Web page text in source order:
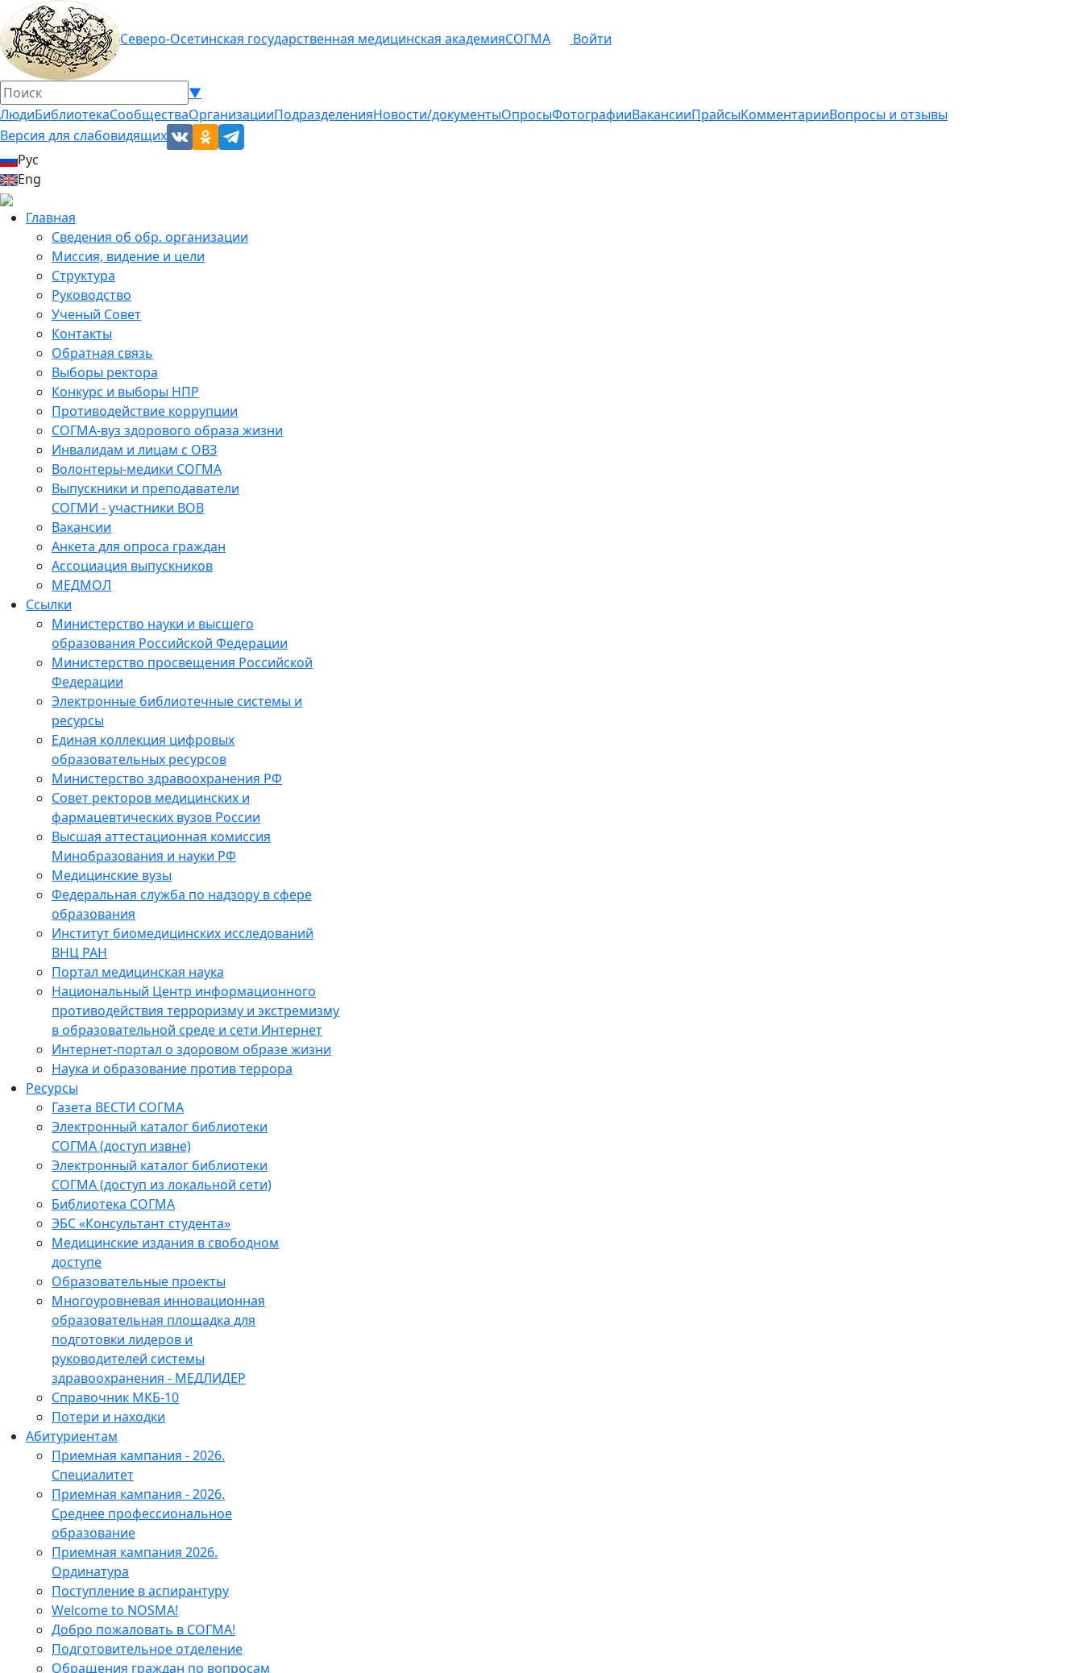
Северо-Осетинская государственная медицинская академияСОГМА Войти
▼
ЛюдиБиблиотекаСообществаОрганизацииПодразделенияНовости/документыОпросыФотографииВакансииПрайсыКомментарииВопросы и отзывы
Версия для слабовидящих
Рус
Eng
Главная
Сведения об обр. организации
Миссия, видение и цели
Структура
Руководство
Ученый Совет
Контакты
Обратная связь
Выборы ректора
Конкурс и выборы НПР
Противодействие коррупции
СОГМА-вуз здорового образа жизни
Инвалидам и лицам с ОВЗ
Волонтеры-медики СОГМА
Выпускники и преподаватели
СОГМИ - участники ВОВ
Вакансии
Анкета для опроса граждан
Ассоциация выпускников
МЕДМОЛ
Ссылки
Министерство науки и высшего
образования Российской Федерации
Министерство просвещения Российской
Федерации
Электронные библиотечные системы и
ресурсы
Единая коллекция цифровых
образовательных ресурсов
Министерство здравоохранения РФ
Совет ректоров медицинских и
фармацевтических вузов России
Высшая аттестационная комиссия
Минобразования и науки РФ
Медицинские вузы
Федеральная служба по надзору в сфере
образования
Институт биомедицинских исследований
ВНЦ РАН
Портал медицинская наука
Национальный Центр информационного
противодействия терроризму и экстремизму
в образовательной среде и сети Интернет
Интернет-портал о здоровом образе жизни
Наука и образование против террора
Ресурсы
Газета ВЕСТИ СОГМА
Электронный каталог библиотеки
СОГМА (доступ извне)
Электронный каталог библиотеки
СОГМА (доступ из локальной сети)
Библиотека СОГМА
ЭБС «Консультант студента»
Медицинские издания в свободном
доступе
Образовательные проекты
Многоуровневая инновационная
образовательная площадка для
подготовки лидеров и
руководителей системы
здравоохранения - МЕДЛИДЕР
Справочник МКБ-10
Потери и находки
Абитуриентам
Приемная кампания - 2026.
Специалитет
Приемная кампания - 2026.
Среднее профессиональное
образование
Приемная кампания 2026.
Ординатура
Поступление в аспирантуру
Welcome to NOSMA!
Добро пожаловать в СОГМА!
Подготовительное отделение
Обращения граждан по вопросам